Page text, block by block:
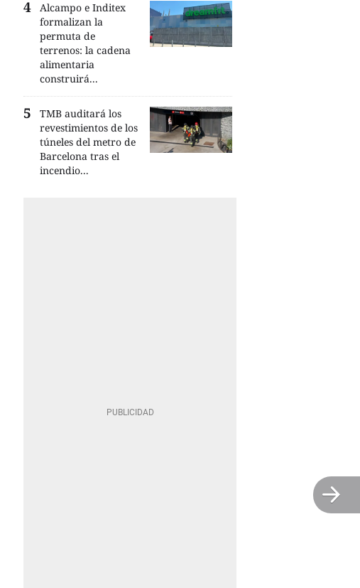
Alcampo e Inditex
formalizan la
permuta de
terrenos: la cadena
alimentaria
construirá...
TMB auditará los
revestimientos de los
túneles del metro de
Barcelona tras el
incendio...